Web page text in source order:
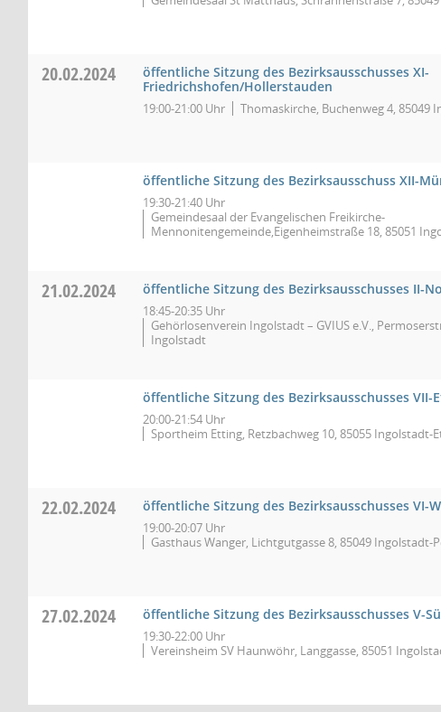
20.02.2024
öffentliche Sitzung des Bezirksausschusses XI-
Friedrichshofen/Hollerstauden
19:00-21:00 Uhr Thomaskirche, Buchenweg 4, 85049
öffentliche Sitzung des Bezirksausschuss XII-
19:30-21:40 Uhr
Gemeindesaal der Evangelischen Freikirche-
Mennonitengemeinde,Eigenheimstraße 18, 85051
21.02.2024 öffentliche Sitzung des Bezirksausschusses II-
18:45-20:35 Uhr
Gehörlosenverein Ingolstadt – GVIUS e.V.,
Ingolstadt
öffentliche Sitzung des Bezirksausschusses VII-
20:00-21:54 Uhr
Sportheim Etting, Retzbachweg 10, 85055 Ingolstadt-
22.02.2024 öffentliche Sitzung des Bezirksausschusses VI-
19:00-20:07 Uhr
Gasthaus Wanger, Lichtgutgasse 8, 85049 Ingolstadt-
27.02.2024 öffentliche Sitzung des Bezirksausschusses V-
19:30-22:00 Uhr
Vereinsheim SV Haunwöhr, Langgasse, 85051